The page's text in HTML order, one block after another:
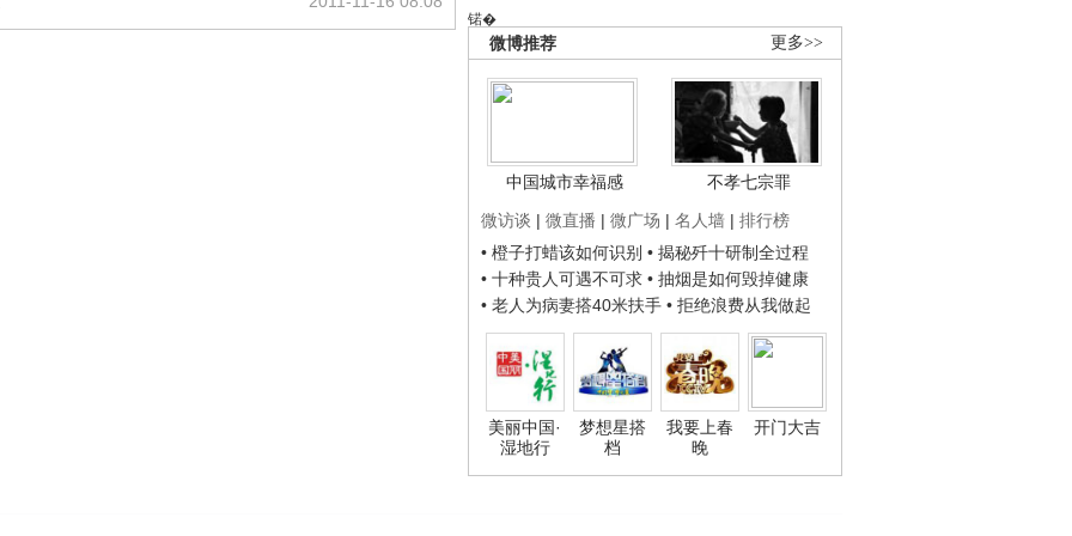
锘�
更多>>
微博推荐
中国城市幸福感
不孝七宗罪
微访谈 | 微直播 | 微广场 | 名人墙 | 排行榜
• 橙子打蜡该如何识别 • 揭秘歼十研制全过程
• 十种贵人可遇不可求 • 抽烟是如何毁掉健康
• 老人为病妻搭40米扶手 • 拒绝浪费从我做起
美丽中国·
湿地行
梦想星搭
档
我要上春
晚
开门大吉